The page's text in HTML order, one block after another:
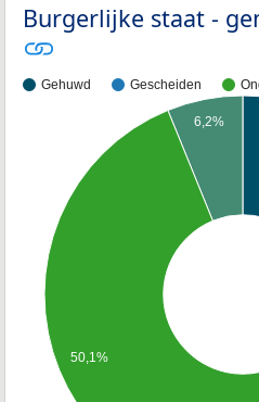
Burgerlijke staat -
Gehuwd Gescheiden
6,2%
50,1%